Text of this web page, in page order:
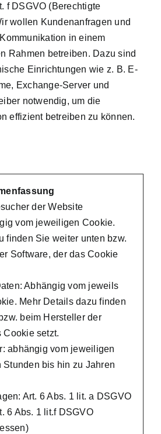
f DSGVO (Berechtigte
wollen Kundenanfragen und
in einem
Rahmen betreiben. Dazu sind
Einrichtungen wie z. B. E-
Exchange-Server und
notwendig, um die
effizient betreiben zu können.
der Website
vom jeweiligen Cookie.
finden Sie weiter unten bzw.
Software, der das Cookie
Abhängig vom jeweils
Mehr Details dazu finden
beim Hersteller der
Cookie setzt.
abhängig vom jeweiligen
Stunden bis hin zu Jahren
Art. 6 Abs. 1 lit. a DSGVO
6 Abs. 1 lit.f DSGVO